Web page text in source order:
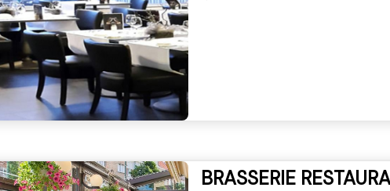
BRASSERIE